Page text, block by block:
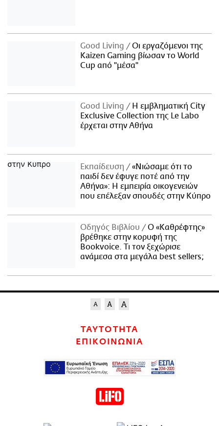
Good Living
Οι εργαζόμενοι της
Kaizen Gaming βίωσαν το World
Cup από "μέσα"
Good Living
Η εμβληματική City
Exclusive Collection της Le Labo
έρχεται στην Αθήνα
Εκπαίδευση
«Νιώσαμε ότι το
παιδί δεν έφυγε ποτέ από την
Αθήνα»: Η εμπειρία οικογενειών
που επέλεξαν σπουδές στην Κύπρο
Οδηγός Βιβλίου
Ο «Καθρέφτης»
βρέθηκε στην κορυφή της
Bookvoice. Τι τον ξεχώρισε
ανάμεσα στα μεγάλα best sellers;
ΤΑΥΤΟΤΗΤΑ
ΕΠΙΚΟΙΝΩΝΙΑ